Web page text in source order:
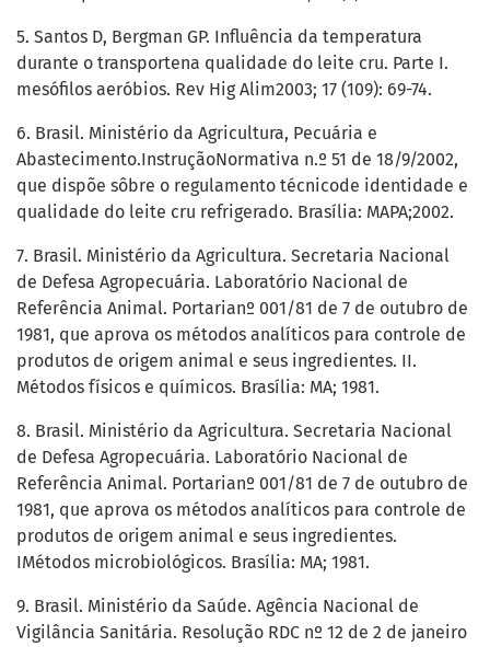
5. Santos D, Bergman GP. Influência da temperatura
durante o transportena qualidade do leite cru. Parte I.
mesófilos aeróbios. Rev Hig Alim2003; 17 (109): 69-74.
6. Brasil. Ministério da Agricultura, Pecuária e
Abastecimento.InstruçãoNormativa n.º 51 de 18/9/2002,
que dispõe sôbre o regulamento técnicode identidade e
qualidade do leite cru refrigerado. Brasília: MAPA;2002.
7. Brasil. Ministério da Agricultura. Secretaria Nacional
de Defesa Agropecuária. Laboratório Nacional de
Referência Animal. Portarianº 001/81 de 7 de outubro de
1981, que aprova os métodos analíticos para controle de
produtos de origem animal e seus ingredientes. II.
Métodos físicos e químicos. Brasília: MA; 1981.
8. Brasil. Ministério da Agricultura. Secretaria Nacional
de Defesa Agropecuária. Laboratório Nacional de
Referência Animal. Portarianº 001/81 de 7 de outubro de
1981, que aprova os métodos analíticos para controle de
produtos de origem animal e seus ingredientes.
IMétodos microbiológicos. Brasília: MA; 1981.
9. Brasil. Ministério da Saúde. Agência Nacional de
Vigilância Sanitária. Resolução RDC nº 12 de 2 de janeiro